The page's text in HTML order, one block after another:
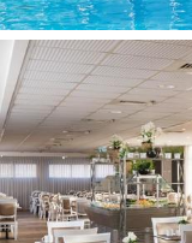
Kontaktai:
Adresas:Ein
Interneto svetainė: